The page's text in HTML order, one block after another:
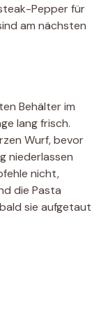
Pepper für
am nächsten
Behälter im
lang frisch.
Wurf, bevor
niederlassen
nicht,
die Pasta
sie aufgetaut